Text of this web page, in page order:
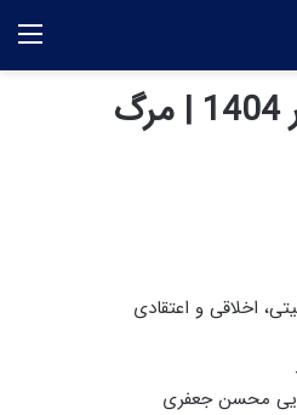
اخلاقی و اعتقادی
محسن جعفری